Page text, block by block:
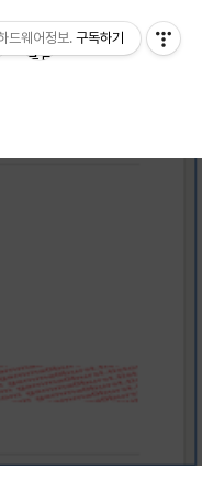
드웨어정보.구독하기